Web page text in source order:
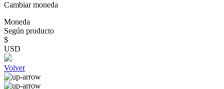
Cambiar moneda
Moneda
Según producto
$
USD
Volver